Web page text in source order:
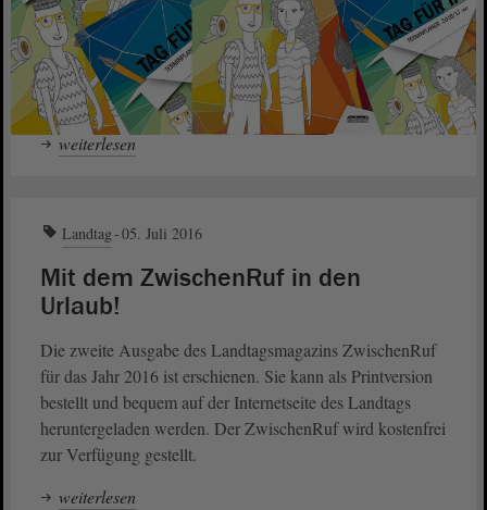
weiterlesen
Landtag 05. Juli 2016
Mit dem ZwischenRuf in den
Urlaub!
Die zweite Ausgabe des Landtagsmagazins ZwischenRuf
für das Jahr 2016 ist erschienen. Sie kann als Printversion
bestellt und bequem auf der Internetseite des Landtags
heruntergeladen werden. Der ZwischenRuf wird kostenfrei
zur Verfügung gestellt.
weiterlesen